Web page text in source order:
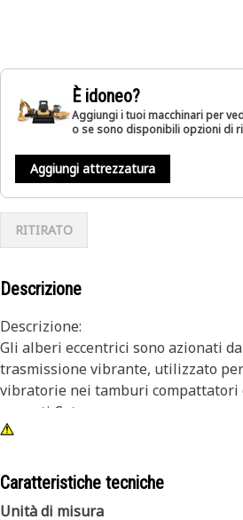
È idoneo?
Aggiungi i tuoi macchinari per
o se sono disponibili opzioni di
Aggiungi attrezzatura
RITIRATO
Descrizione
Descrizione:
Gli alberi eccentrici sono azionati
trasmissione vibrante, utilizzato
vibratorie nei tamburi
pesanti Cat.
• Albero in ghisa
Caratteristiche tecniche
Unità di misura